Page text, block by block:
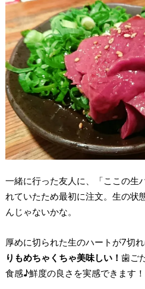
一緒に行った友人に、「ここの生
れていたため最初に注文。生の状
んじゃないかな。
厚めに切られた生のハートが7切れ
りもめちゃくちゃ美味しい！ 歯ご
食感♪鮮度の良さを実感できます！